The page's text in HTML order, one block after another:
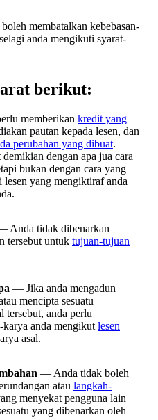
membatalkan kebebasan-
anda mengikuti syarat-
berikut:
memberikan kredit yang
pautan kepada lesen, dan
perubahan yang dibuat.
dengan apa jua cara
bukan dengan cara yang
lesen yang mengiktiraf anda
Anda tidak dibenarkan
tersebut untuk tujuan-tujuan
— Jika anda mengadun
mencipta sesuatu
tersebut, anda perlu
karya anda mengikut lesen
asal.
— Anda tidak boleh
atau langkah-
menyekat pengguna lain
yang dibenarkan oleh